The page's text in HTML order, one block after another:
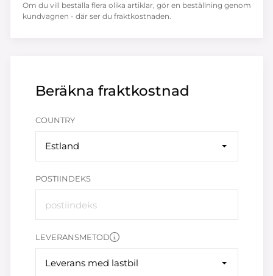
Beräkna fraktkostnad
COUNTRY
Estland
POSTIINDEKS
LEVERANSMETOD
Leverans med lastbil
Om du vill beställa flera olika artiklar, gör en beställning genom
kundvagnen - där ser du fraktkostnaden.